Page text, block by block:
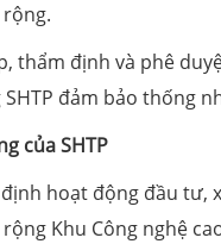
rộng.
thẩm định và phê
đảm bảo thống
của SHTP
hoạt động đầu tư,
Khu Công nghệ